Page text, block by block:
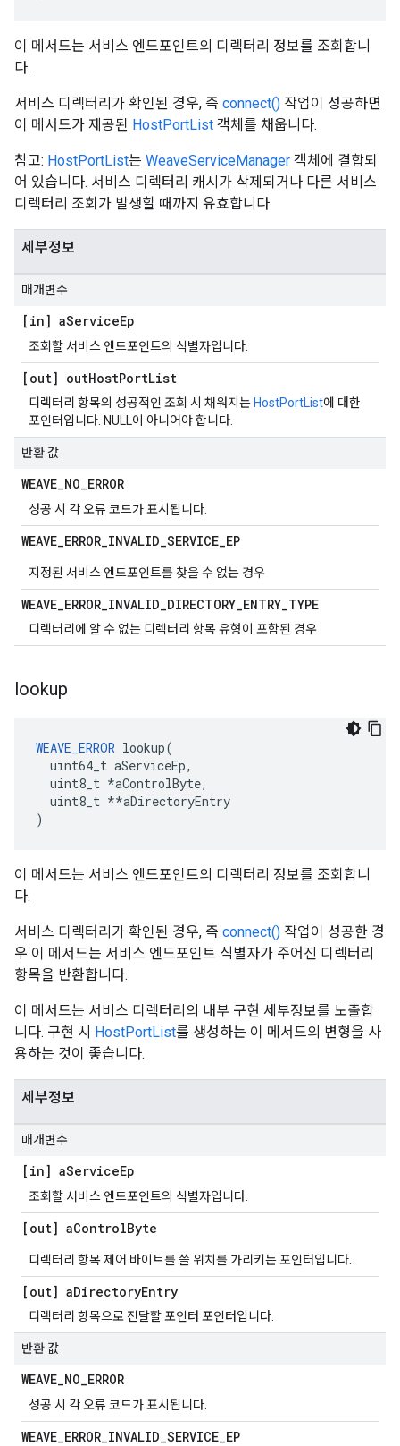
이 메서드는 서비스 엔드포인트의 디렉터리 정보를 조회합니
다.
서비스 디렉터리가 확인된 경우, 즉 connect() 작업이 성공하면
이 메서드가 제공된 HostPortList 객체를 채웁니다.
참고: HostPortList는 WeaveServiceManager 객체에 결합되
어 있습니다. 서비스 디렉터리 캐시가 삭제되거나 다른 서비스
디렉터리 조회가 발생할 때까지 유효합니다.
세부정보
매개변수
[in] aServiceEp
조회할 서비스 엔드포인트의 식별자입니다.
[out] outHostPortList
디렉터리 항목의 성공적인 조회 시 채워지는 HostPortList에 대한
포인터입니다. NULL이 아니어야 합니다.
반환 값
WEAVE_NO_ERROR
성공 시 각 오류 코드가 표시됩니다.
WEAVE_ERROR_INVALID_SERVICE_EP
지정된 서비스 엔드포인트를 찾을 수 없는 경우
WEAVE_ERROR_INVALID_DIRECTORY_ENTRY_TYPE
디렉터리에 알 수 없는 디렉터리 항목 유형이 포함된 경우
lookup
WEAVE_ERROR lookup(
  uint64_t aServiceEp,
  uint8_t
*aControlByte,
  uint8_t *
*aDirectoryEntry
)
이 메서드는 서비스 엔드포인트의 디렉터리 정보를 조회합니
다.
서비스 디렉터리가 확인된 경우, 즉 connect() 작업이 성공한 경
우 이 메서드는 서비스 엔드포인트 식별자가 주어진 디렉터리
항목을 반환합니다.
이 메서드는 서비스 디렉터리의 내부 구현 세부정보를 노출합
니다. 구현 시 HostPortList를 생성하는 이 메서드의 변형을 사
용하는 것이 좋습니다.
세부정보
매개변수
[in] aServiceEp
조회할 서비스 엔드포인트의 식별자입니다.
[out] aControlByte
디렉터리 항목 제어 바이트를 쓸 위치를 가리키는 포인터입니다.
[out] aDirectoryEntry
디렉터리 항목으로 전달할 포인터 포인터입니다.
반환 값
WEAVE_NO_ERROR
성공 시 각 오류 코드가 표시됩니다.
WEAVE_ERROR_INVALID_SERVICE_EP